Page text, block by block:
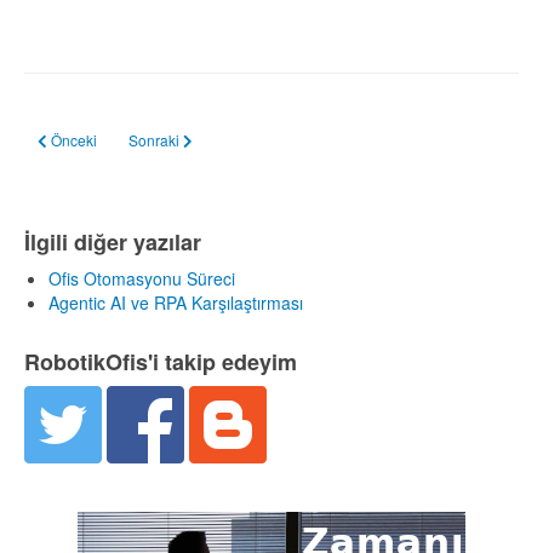
Önceki makale: Küçük İşletmelerde Robotik Süreç Otomasyonu için 5 İpucu
Önceki Sonraki makale: Ofis Otomasyonu Süreci
Sonraki
İlgili diğer yazılar
Ofis Otomasyonu Süreci
Agentic AI ve RPA Karşılaştırması
RobotikOfis'i takip edeyim